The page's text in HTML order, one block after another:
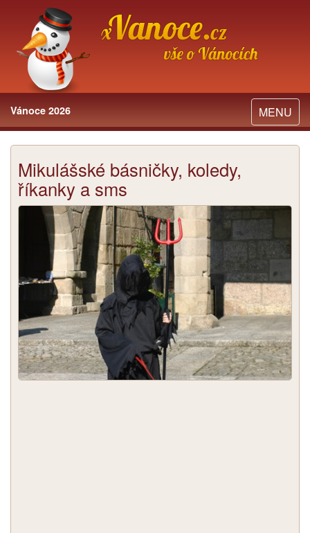
Toggle
navigation
MENU
Vánoce 2026
Mikulášské básničky, koledy,
říkanky a sms